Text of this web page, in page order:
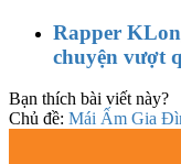
Rapper
chuyện vượt
Bạn thích bài viết này?
Chủ đề: Mái Ấm Gia